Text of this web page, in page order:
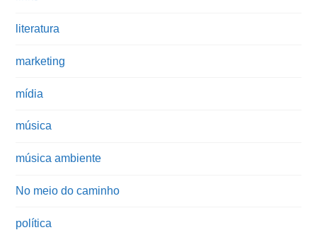
literatura
marketing
mídia
música
música ambiente
No meio do caminho
política